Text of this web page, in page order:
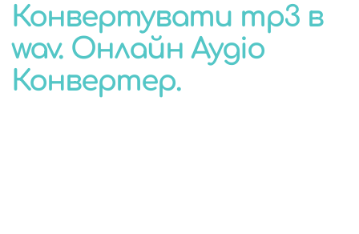
КОНВЕРТЕР
Конвертувати mp3 в
wav. Онлайн Аудіо
Конвертер.